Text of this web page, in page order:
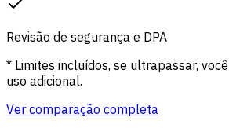
Revisão de segurança e DPA
* Limites incluídos, se ultrapassar,
uso adicional.
Ver comparação completa